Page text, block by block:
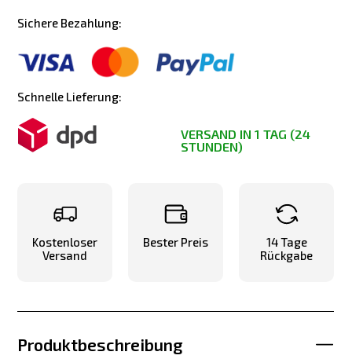
Sichere Bezahlung:
Schnelle Lieferung:
VERSAND IN 1 TAG (24
STUNDEN)
Kostenloser
Versand
Bester Preis
14 Tage
Rückgabe
Produktbeschreibung